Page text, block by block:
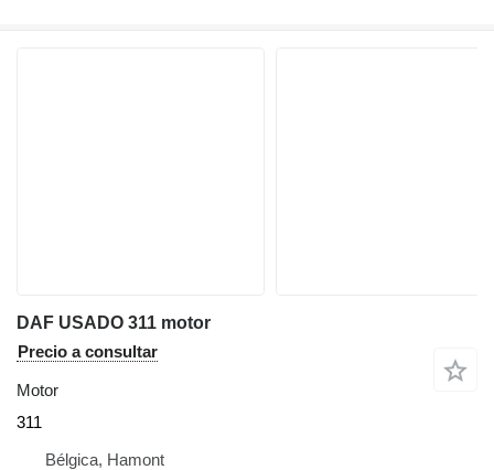
DAF USADO 311 motor
Precio a consultar
Motor
311
Bélgica, Hamont